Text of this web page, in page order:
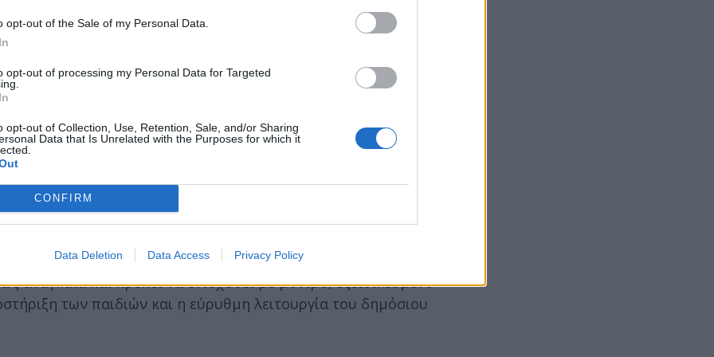
opt-out of the Sale of my Personal Data.
opt-out of processing my Personal Data for Targeted
opt-out of Collection, Use, Retention, Sale, and/or Sharing
Data that Is Unrelated with the Purposes for which it
CONFIRM
Data Deletion Data Access Privacy Policy
για την κάλυψη των χιλιάδων υπαρκτών αναγκών σε
απασχόληση μέσω αναπληρωτών δημιουργεί εργασιακή
και υπονομεύει την ποιότητα της παρεχόμενης
Λειτουργών σε όλες τις σχολικές δομές – Γενικής και
στελεχωμένων διεπιστημονικών ομάδων.
με τα ΚΕΔΑΣΥ και τις κοινωνικές δομές της κοινότητας,
μαθητών και των οικογενειών τους.
Λειτουργού, με σαφή περιγραφή αρμοδιοτήτων, σεβασμό
ετεροβαρή καθήκοντα.
αναγκαία και πρέπει να ενισχυθεί με μόνιμο, εξειδικευμένο
των παιδιών και η εύρυθμη λειτουργία του δημόσιου